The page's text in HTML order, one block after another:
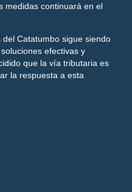
medidas continuará en el
delCatatumbo sigue siendo
efectivas y
que la vía tributaria es
la respuesta a esta